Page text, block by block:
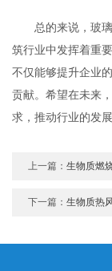
总的来说，玻璃
筑行业中发挥着重
不仅能够提升企业
贡献。希望在未来
求，推动行业的发展
上一篇：生物质燃
下一篇：生物质热